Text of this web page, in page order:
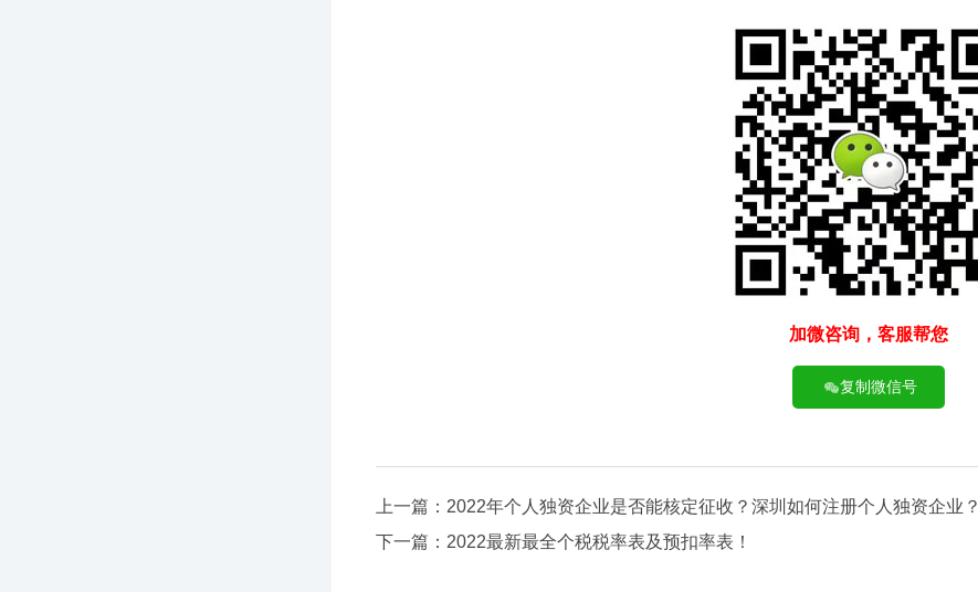
加微咨询，客服帮您
复制微信号
上一篇： 2022年个人独资企业是否能核定征收？深圳如何注册个人独资企业？
下一篇： 2022最新最全个税税率表及预扣率表！